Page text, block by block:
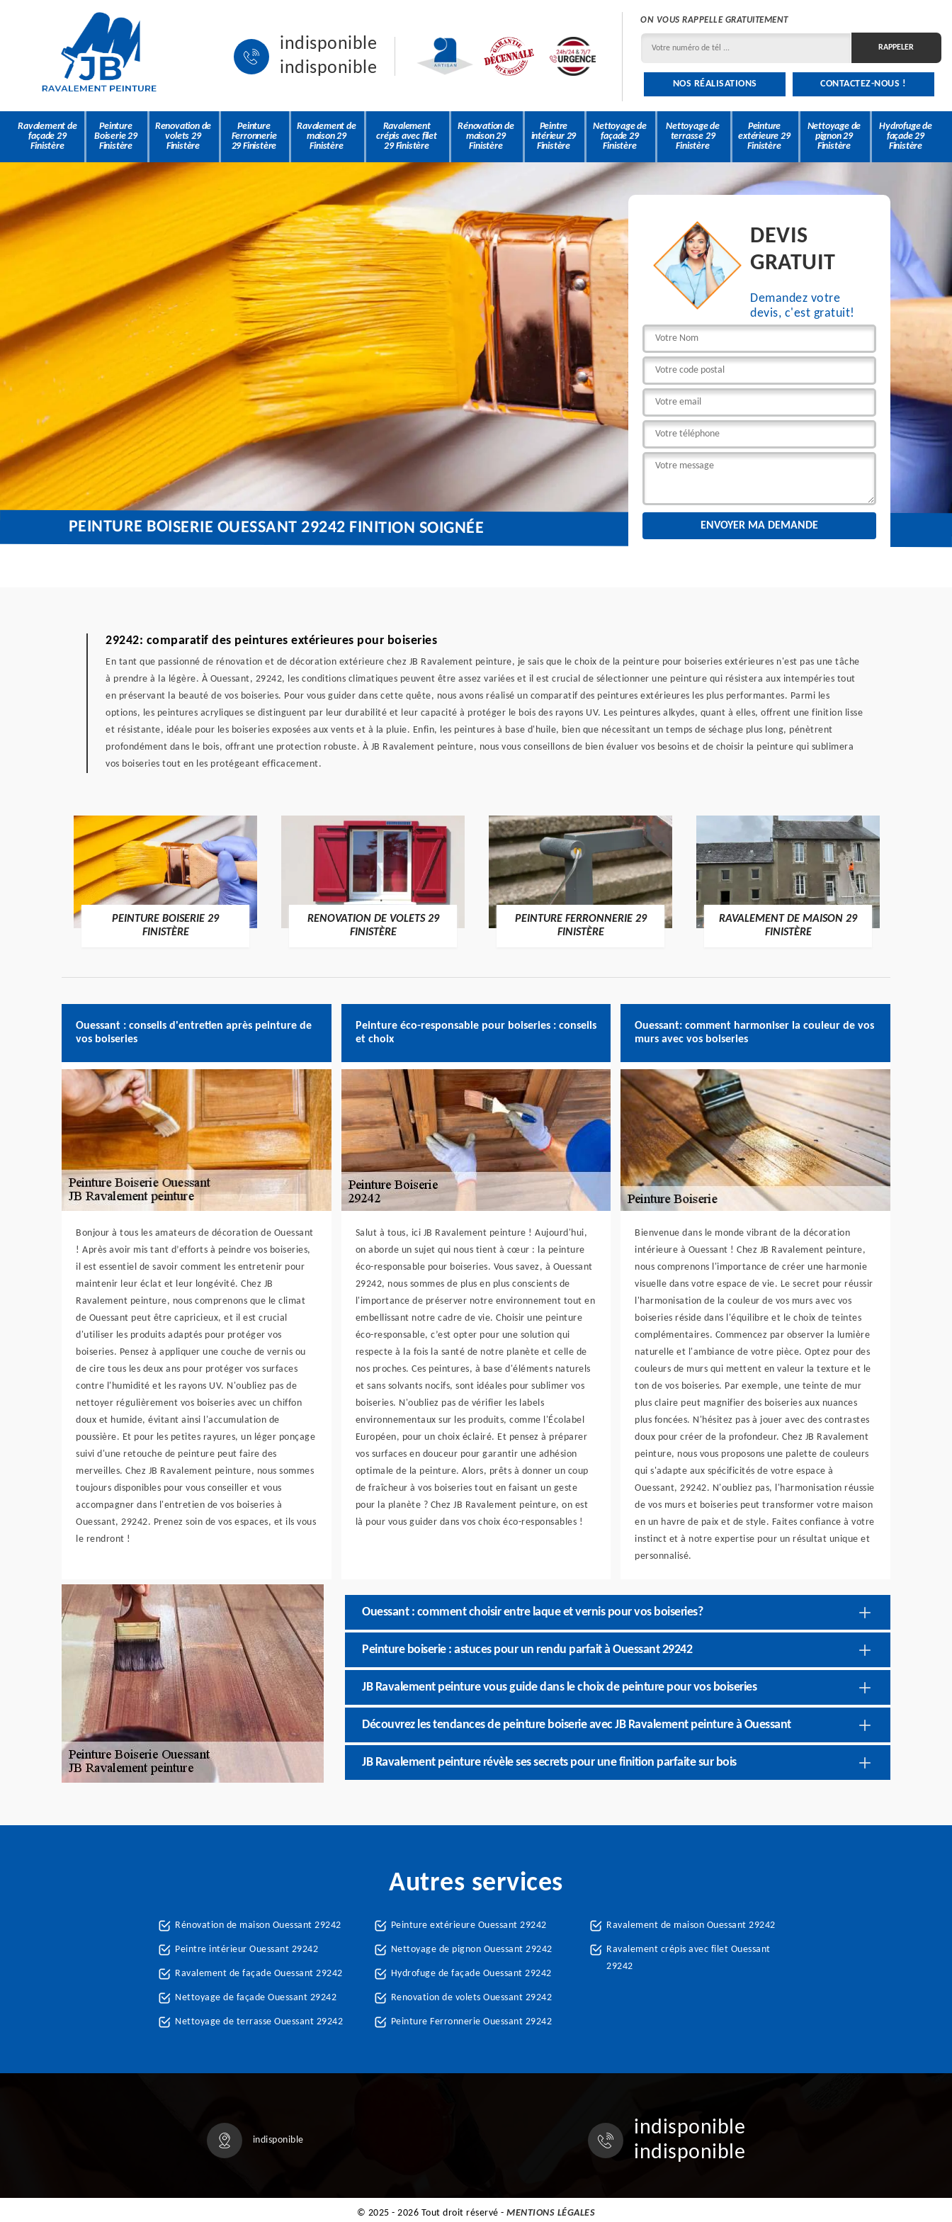
indisponible
indisponible
ON VOUS RAPPELLE GRATUITEMENT
NOS RÉALISATIONS CONTACTEZ-NOUS !
Ravalement de
façade 29
Finistère
Peinture
Boiserie 29
Finistère
Renovation de
volets 29
Finistère
Peinture
Ferronnerie
29 Finistère
Ravalement de
maison 29
Finistère
Ravalement
crépis avec filet
29 Finistère
Rénovation de
maison 29
Finistère
Peintre
intérieur 29
Finistère
Nettoyage de
façade 29
Finistère
Nettoyage de
terrasse 29
Finistère
Peinture
extérieure 29
Finistère
Nettoyage de
pignon 29
Finistère
Hydrofuge de
façade 29
Finistère
DEVIS
GRATUIT
Demandez votre
devis, c'est gratuit!
PEINTURE BOISERIE OUESSANT 29242 FINITION SOIGNÉE
29242: comparatif des peintures extérieures pour boiseries
En tant que passionné de rénovation et de décoration extérieure chez JB Ravalement peinture, je sais que le choix de la peinture pour boiseries extérieures n'est pas une tâche
à prendre à la légère. À Ouessant, 29242, les conditions climatiques peuvent être assez variées et il est crucial de sélectionner une peinture qui résistera aux intempéries tout
en préservant la beauté de vos boiseries. Pour vous guider dans cette quête, nous avons réalisé un comparatif des peintures extérieures les plus performantes. Parmi les
options, les peintures acryliques se distinguent par leur durabilité et leur capacité à protéger le bois des rayons UV. Les peintures alkydes, quant à elles, offrent une finition lisse
et résistante, idéale pour les boiseries exposées aux vents et à la pluie. Enfin, les peintures à base d'huile, bien que nécessitant un temps de séchage plus long, pénètrent
profondément dans le bois, offrant une protection robuste. À JB Ravalement peinture, nous vous conseillons de bien évaluer vos besoins et de choisir la peinture qui sublimera
vos boiseries tout en les protégeant efficacement.
PEINTURE BOISERIE 29
FINISTÈRE
RENOVATION DE VOLETS 29
FINISTÈRE
PEINTURE FERRONNERIE 29
FINISTÈRE
RAVALEMENT DE MAISON 29
FINISTÈRE
Ouessant : conseils d'entretien après peinture de
vos boiseries
Bonjour à tous les amateurs de décoration de Ouessant
! Après avoir mis tant d’efforts à peindre vos boiseries,
il est essentiel de savoir comment les entretenir pour
maintenir leur éclat et leur longévité. Chez JB
Ravalement peinture, nous comprenons que le climat
de Ouessant peut être capricieux, et il est crucial
d'utiliser les produits adaptés pour protéger vos
boiseries. Pensez à appliquer une couche de vernis ou
de cire tous les deux ans pour protéger vos surfaces
contre l'humidité et les rayons UV. N'oubliez pas de
nettoyer régulièrement vos boiseries avec un chiffon
doux et humide, évitant ainsi l'accumulation de
poussière. Et pour les petites rayures, un léger ponçage
suivi d'une retouche de peinture peut faire des
merveilles. Chez JB Ravalement peinture, nous sommes
toujours disponibles pour vous conseiller et vous
accompagner dans l'entretien de vos boiseries à
Ouessant, 29242. Prenez soin de vos espaces, et ils vous
le rendront !
Peinture éco-responsable pour boiseries : conseils
et choix
Salut à tous, ici JB Ravalement peinture ! Aujourd'hui,
on aborde un sujet qui nous tient à cœur : la peinture
éco-responsable pour boiseries. Vous savez, à Ouessant
29242, nous sommes de plus en plus conscients de
l'importance de préserver notre environnement tout en
embellissant notre cadre de vie. Choisir une peinture
éco-responsable, c’est opter pour une solution qui
respecte à la fois la santé de notre planète et celle de
nos proches. Ces peintures, à base d'éléments naturels
et sans solvants nocifs, sont idéales pour sublimer vos
boiseries. N'oubliez pas de vérifier les labels
environnementaux sur les produits, comme l'Écolabel
Européen, pour un choix éclairé. Et pensez à préparer
vos surfaces en douceur pour garantir une adhésion
optimale de la peinture. Alors, prêts à donner un coup
de fraîcheur à vos boiseries tout en faisant un geste
pour la planète ? Chez JB Ravalement peinture, on est
là pour vous guider dans vos choix éco-responsables !
Ouessant: comment harmoniser la couleur de vos
murs avec vos boiseries
Bienvenue dans le monde vibrant de la décoration
intérieure à Ouessant ! Chez JB Ravalement peinture,
nous comprenons l'importance de créer une harmonie
visuelle dans votre espace de vie. Le secret pour réussir
l'harmonisation de la couleur de vos murs avec vos
boiseries réside dans l'équilibre et le choix de teintes
complémentaires. Commencez par observer la lumière
naturelle et l'ambiance de votre pièce. Optez pour des
couleurs de murs qui mettent en valeur la texture et le
ton de vos boiseries. Par exemple, une teinte de mur
plus claire peut magnifier des boiseries aux nuances
plus foncées. N'hésitez pas à jouer avec des contrastes
doux pour créer de la profondeur. Chez JB Ravalement
peinture, nous vous proposons une palette de couleurs
qui s'adapte aux spécificités de votre espace à
Ouessant, 29242. N'oubliez pas, l'harmonisation réussie
de vos murs et boiseries peut transformer votre maison
en un havre de paix et de style. Faites confiance à votre
instinct et à notre expertise pour un résultat unique et
personnalisé.
Ouessant : comment choisir entre laque et vernis pour vos boiseries?
Peinture boiserie : astuces pour un rendu parfait à Ouessant 29242
JB Ravalement peinture vous guide dans le choix de peinture pour vos boiseries
Découvrez les tendances de peinture boiserie avec JB Ravalement peinture à Ouessant
JB Ravalement peinture révèle ses secrets pour une finition parfaite sur bois
Autres services
Rénovation de maison Ouessant 29242
Peintre intérieur Ouessant 29242
Ravalement de façade Ouessant 29242
Nettoyage de façade Ouessant 29242
Nettoyage de terrasse Ouessant 29242
Peinture extérieure Ouessant 29242
Nettoyage de pignon Ouessant 29242
Hydrofuge de façade Ouessant 29242
Renovation de volets Ouessant 29242
Peinture Ferronnerie Ouessant 29242
Ravalement de maison Ouessant 29242
Ravalement crépis avec filet Ouessant
29242
indisponible
indisponible
indisponible
© 2025 - 2026 Tout droit réservé -MENTIONS LÉGALES